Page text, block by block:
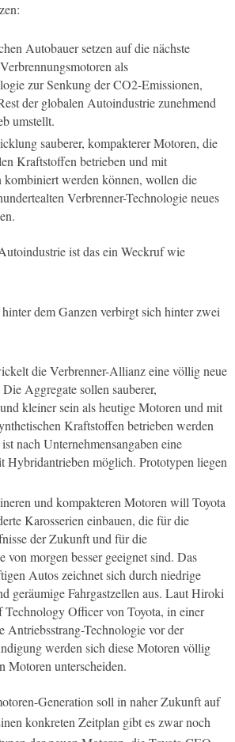
Autobauer setzen auf die nächste
als
zur Senkung der CO2-Emissionen,
der globalen Autoindustrie zunehmend
umstellt.
sauberer, kompakterer Motoren, die
Kraftstoffen betrieben und mit
kombiniert werden können, wollen die
Verbrenner-Technologie neues
ist das ein Weckruf wie
dem Ganzen verbirgt sich hinter zwei
die Verbrenner-Allianz eine völlig neue
Aggregate sollen sauberer,
kleiner sein als heutige Motoren und mit
Kraftstoffen betrieben werden
nach Unternehmensangaben eine
Hybridantrieben möglich. Prototypen liegen
und kompakteren Motoren will Toyota
Karosserien einbauen, die für die
der Zukunft und für die
von morgen besser geeignet sind. Das
Autos zeichnet sich durch niedrige
geräumige Fahrgastzellen aus. Laut Hiroki
Officer von Toyota, in einer
Antriebsstrang-Technologie vor der
werden sich diese Motoren völlig
Motoren unterscheiden.
Generation soll in naher Zukunft auf
konkreten Zeitplan gibt es zwar noch